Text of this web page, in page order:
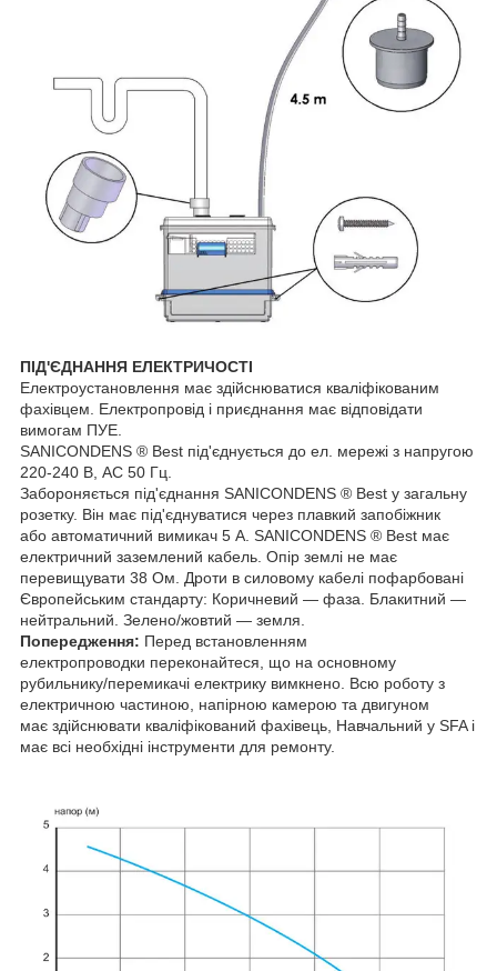
ПІД'ЄДНАННЯ ЕЛЕКТРИЧОСТІ
Електроустановлення має здійснюватися кваліфікованим
фахівцем. Електропровід і приєднання має відповідати
вимогам ПУЕ.
SANICONDENS ® Best під'єднується до ел. мережі з напругою
220-240 В, АС 50 Гц.
Забороняється під'єднання SANICONDENS ® Best у загальну
розетку. Він має під'єднуватися через плавкий запобіжник
або автоматичний вимикач 5 А. SANICONDENS ® Best має
електричний заземлений кабель. Опір землі не має
перевищувати 38 Ом. Дроти в силовому кабелі пофарбовані
Європейським стандарту: Коричневий — фаза. Блакитний —
нейтральний. Зелено/жовтий — земля.
Попередження: Перед встановленням
електропроводки переконайтеся, що на основному
рубильнику/перемикачі електрику вимкнено. Всю роботу з
електричною частиною, напірною камерою та двигуном
має здійснювати кваліфікований фахівець, Навчальний у SFA і
має всі необхідні інструменти для ремонту.